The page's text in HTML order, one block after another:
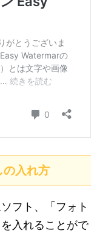
入れ方
フト、「フォト
入れることがで